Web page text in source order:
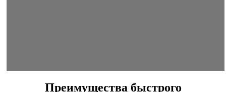
Преимущества быстрого